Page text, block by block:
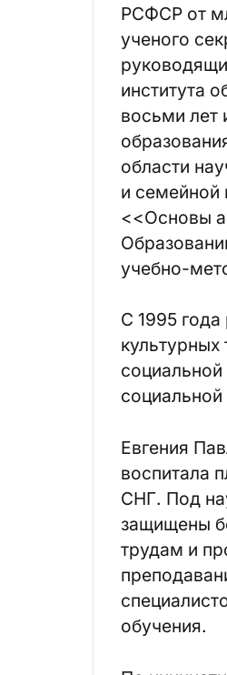
РСФСР от
ученого
института
восьми лет
области
и семейной
<<Основы
учебно-
С 1995
Евгения
воспитала
СНГ. Под
защищены
трудам и
обучения.